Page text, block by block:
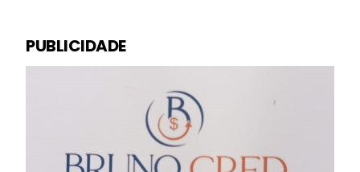
PUBLICIDADE